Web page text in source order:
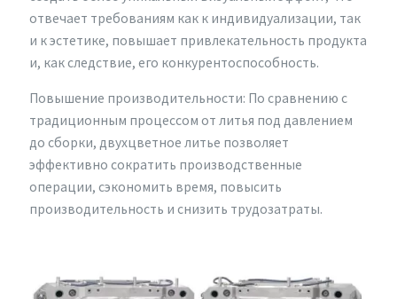
отвечает требованиям как к индивидуализации, так
и к эстетике, повышает привлекательность продукта
и, как следствие, его конкурентоспособность.
Повышение производительности: По сравнению с
традиционным процессом от литья под давлением
до сборки, двухцветное литье позволяет
эффективно сократить производственные
операции, сэкономить время, повысить
производительность и снизить трудозатраты.